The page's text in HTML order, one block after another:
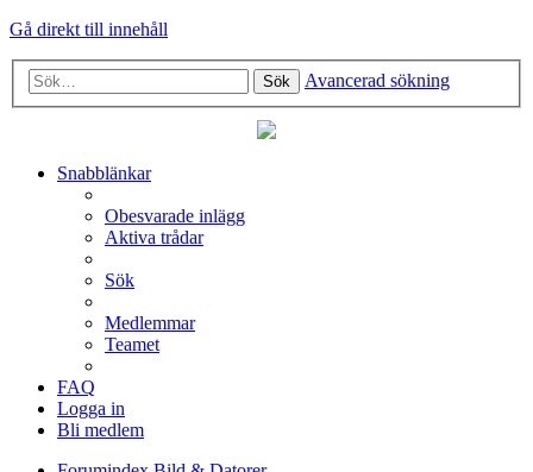
Gå direkt till innehåll
Sök Avancerad sökning
Snabblänkar
Obesvarade inlägg
Aktiva trådar
Sök
Medlemmar
Teamet
FAQ
Logga in
Bli medlem